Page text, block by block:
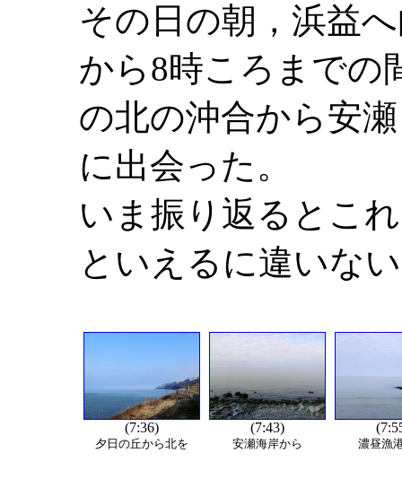
その日の朝，浜益
から8時ころまでの
の北の沖合から安
に出会った。
いま振り返るとこ
といえるに違いな
(7:36)
夕日の丘から北を
(7:43)
安瀬海岸から 濃昼漁